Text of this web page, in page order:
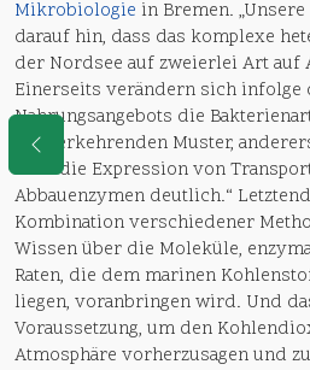
Mikrobiologie in Bremen.
darauf hin, dass das komplexe
der Nordsee auf zweierlei Art auf
Einerseits verändern sich infolge
Nahrungsangebots die
wiederkehrenden Muster,
auch die Expression von
Abbauenzymen deutlich.“
Kombination verschiedener
Wissen über die Moleküle,
Raten, die dem marinen
liegen, voranbringen wird. Und
Voraussetzung, um den
Atmosphäre vorherzusagen und